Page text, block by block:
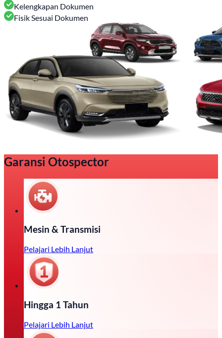
Kelengkapan Dokumen
Fisik Sesuai Dokumen
Garansi Otospector
Mesin & Transmisi
Pelajari Lebih Lanjut
Hingga 1 Tahun
Pelajari Lebih Lanjut